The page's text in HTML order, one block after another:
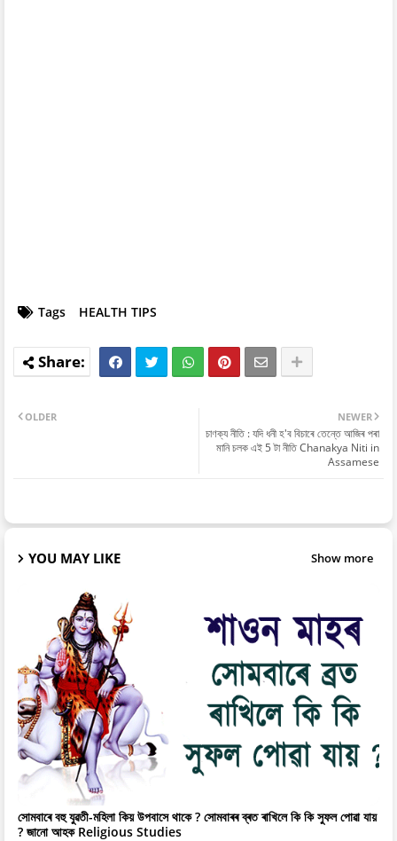
Tags HEALTH TIPS
NEWER
চাণক্য নীতি : যদি ধনী হ'ব বিচাৰে তেন্তে আজিৰ পৰা
মানি চলক এই 5 টা নীতি Chanakya Niti in
Assamese
OLDER
YOU MAY LIKE Show more
সোমবাৰে বহু যুৱতী-মহিলা কিয় উপবাসে থাকে ? সোমবাৰৰ ব্ৰত ৰাখিলে কি কি সুফল পোৱা যায়
? জানো আহক Religious Studies